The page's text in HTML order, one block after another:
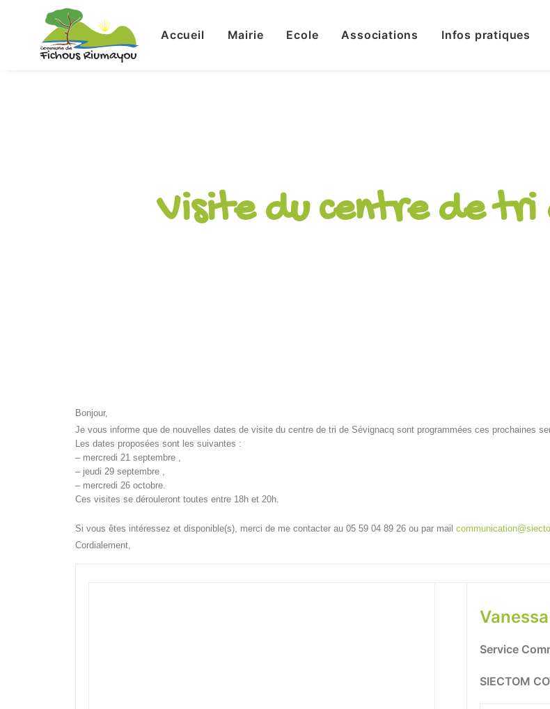
Accueil Mairie Ecole Associations Infos pratiques
Visite du centre de tri
Bonjour,
Je vous informe que de nouvelles dates de visite du centre de tri de Sévignacq sont programmées ces prochaines
Les dates proposées sont les suivantes :
– mercredi 21 septembre ,
– jeudi 29 septembre ,
– mercredi 26 octobre.
Ces visites se dérouleront toutes entre 18h et 20h.
Si vous êtes intéressez et disponible(s), merci de me contacter au 05 59 04 89 26 ou par mail
Cordialement,
Service
SIECTOM